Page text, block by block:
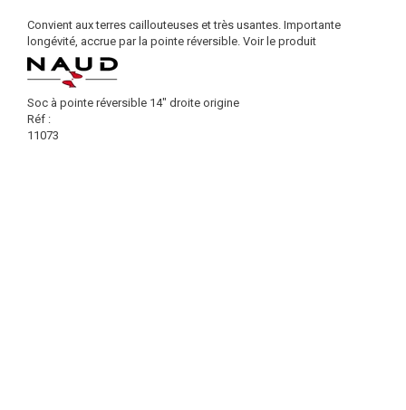
Convient aux terres caillouteuses et très usantes. Importante
longévité, accrue par la pointe réversible. Voir le produit
Soc à pointe réversible 14" droite origine
Réf :
11073